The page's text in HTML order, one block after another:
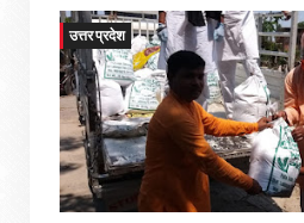
उत्तर प्रदेश